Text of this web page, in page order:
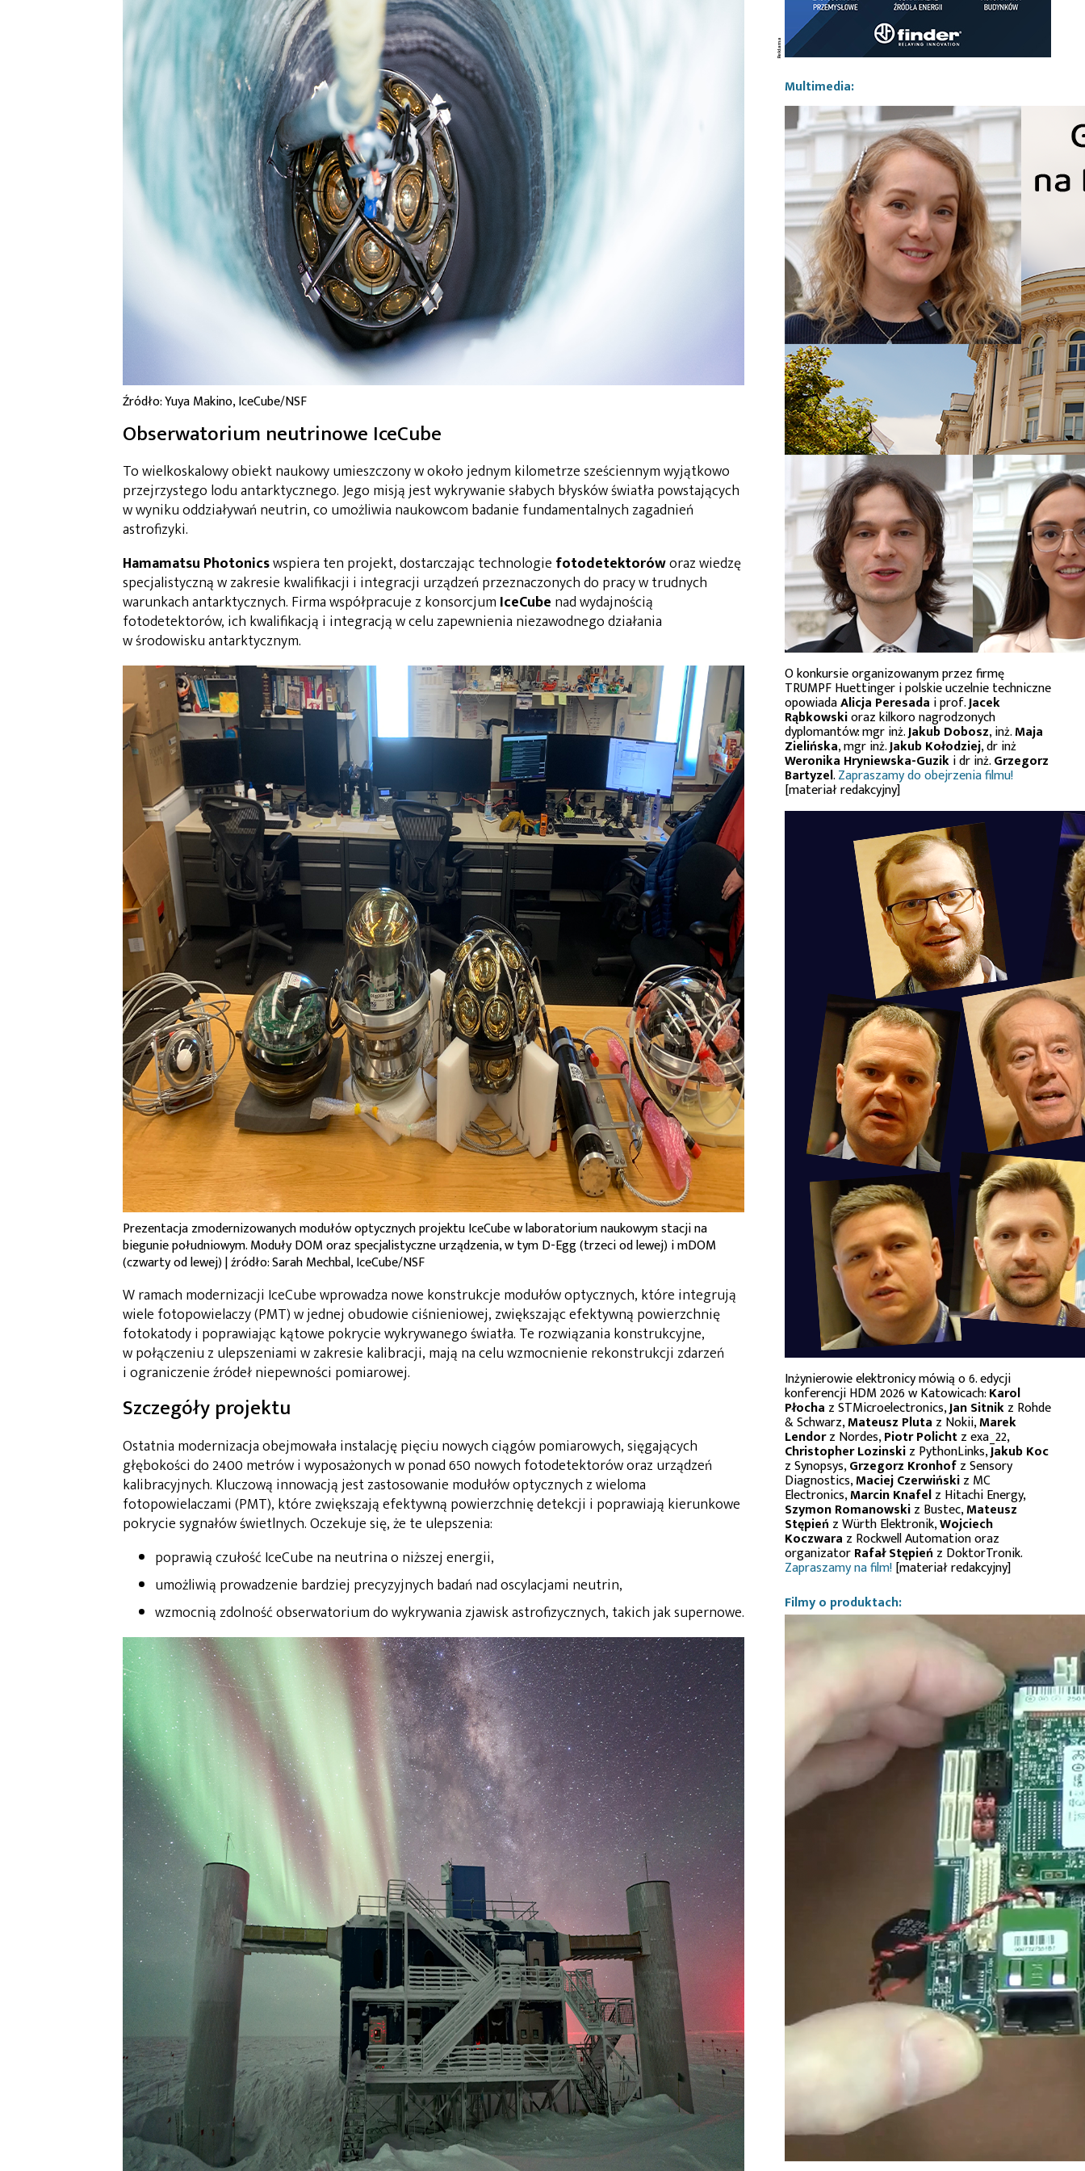
Źródło: Yuya Makino, IceCube/NSF
Obserwatorium neutrinowe IceCube
To wielkoskalowy obiekt naukowy umieszczony w około jednym kilometrze sześciennym wyjątkowo
przejrzystego lodu antarktycznego. Jego misją jest wykrywanie słabych błysków światła powstających
w wyniku oddziaływań neutrin, co umożliwia naukowcom badanie fundamentalnych zagadnień
astrofizyki.
Hamamatsu Photonicswspiera ten projekt, dostarczając technologie fotodetektoróworaz wiedzę
specjalistyczną w zakresie kwalifikacji i integracji urządzeń przeznaczonych do pracy w trudnych
warunkach antarktycznych. Firma współpracuje z konsorcjum IceCube nad wydajnością
fotodetektorów, ich kwalifikacją i integracją w celu zapewnienia niezawodnego działania
w środowisku antarktycznym.
Prezentacja zmodernizowanych modułów optycznych projektu IceCube w laboratorium naukowym stacji na
biegunie południowym. Moduły DOM oraz specjalistyczne urządzenia, w tym D-Egg (trzeci od lewej) i mDOM
(czwarty od lewej) | źródło: Sarah Mechbal, IceCube/NSF
W ramach modernizacji IceCube wprowadza nowe konstrukcje modułów optycznych, które integrują
wiele fotopowielaczy (PMT) w jednej obudowie ciśnieniowej, zwiększając efektywną powierzchnię
fotokatody i poprawiając kątowe pokrycie wykrywanego światła. Te rozwiązania konstrukcyjne,
w połączeniu z ulepszeniami w zakresie kalibracji, mają na celu wzmocnienie rekonstrukcji zdarzeń
i ograniczenie źródeł niepewności pomiarowej.
Szczegóły projektu
Ostatnia modernizacja obejmowała instalację pięciu nowych ciągów pomiarowych, sięgających
głębokości do 2400 metrów i wyposażonych w ponad 650 nowych fotodetektorów oraz urządzeń
kalibracyjnych. Kluczową innowacją jest zastosowanie modułów optycznych z wieloma
fotopowielaczami (PMT), które zwiększają efektywną powierzchnię detekcji i poprawiają kierunkowe
pokrycie sygnałów świetlnych. Oczekuje się, że te ulepszenia:
poprawią czułość IceCube na neutrina o niższej energii,
umożliwią prowadzenie bardziej precyzyjnych badań nad oscylacjami neutrin,
wzmocnią zdolność obserwatorium do wykrywania zjawisk astrofizycznych, takich jak supernowe.
Multimedia:
O konkursie organizowanym przez firmę
TRUMPF Huettinger i polskie uczelnie techniczne
opowiadaAlicja Peresada i prof.Jacek
Rąbkowskioraz kilkoro nagrodzonych
dyplomantów: mgr inż.Jakub Dobosz, inż.Maja
Zielińska, mgr inż.Jakub Kołodziej, dr inż
Weronika Hryniewska-Guziki dr inż.Grzegorz
Bartyzel.Zapraszamy do obejrzenia filmu!
[materiał redakcyjny]
Inżynierowie elektronicy mówią o 6. edycji
konferencji HDM 2026 w Katowicach:Karol
Płocha z STMicroelectronics,Jan Sitnikz Rohde
& Schwarz,Mateusz Pluta z Nokii,Marek
Lendorz Nordes,Piotr Polichtz exa_22,
Christopher Lozinskiz PythonLinks,Jakub Koc
z Synopsys,Grzegorz Kronhofz Sensory
Diagnostics,Maciej Czerwińskiz MC
Electronics,Marcin Knafelz Hitachi Energy,
Szymon Romanowskiz Bustec,Mateusz
Stępień z Würth Elektronik,Wojciech
Koczwara z Rockwell Automation oraz
organizatorRafał Stępień z DoktorTronik.
Zapraszamy na film![materiał redakcyjny]
Filmy o produktach: